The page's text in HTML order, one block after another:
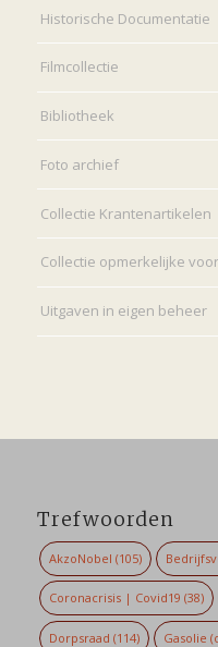
Historische Documentatie
Filmcollectie
Bibliotheek
Foto archief
Collectie Krantenartikelen
Collectie opmerkelijke
Uitgaven in eigen beheer
Trefwoorden
AkzoNobel (105)
Coronacrisis | Covid19 (38)
Dorpsraad (114) Gasolie